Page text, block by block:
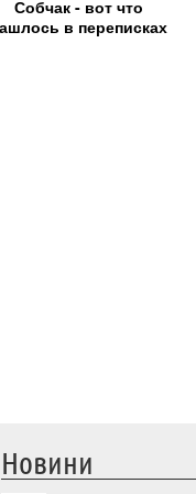
Собчак - вот что
в переписках
Новини